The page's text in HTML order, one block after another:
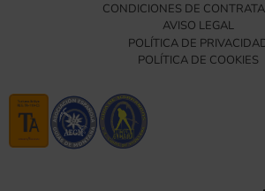
CONDICIONES DE
AVISO LEGAL
POLÍTICA DE
POLÍTICA DE COOKIES